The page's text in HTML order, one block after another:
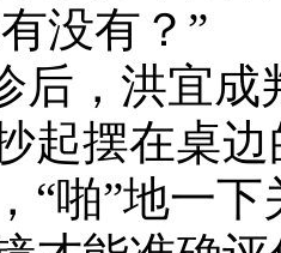
没有？”
后，洪宜
起摆在桌
“啪”地一